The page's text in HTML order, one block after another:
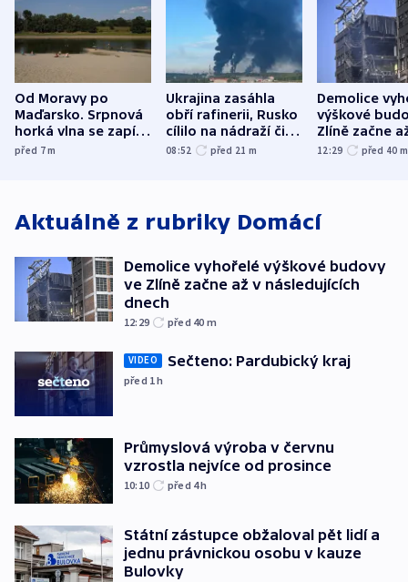
Od Moravy po
Maďarsko. Srpnová
horká vlna se zapíše
do dějin
před 7m
Ukrajina zasáhla
obří rafinerii, Rusko
cílilo na nádraží či
autobus
08:52 před 21 m
Demolice
výškové
Zlíně začne
následujících
12:29 před 40 m
Aktuálně z rubriky Domácí
Demolice vyhořelé výškové budovy
ve Zlíně začne až v následujících
dnech
12:29 před 40 m
VIDEO Sečteno: Pardubický kraj
před 1h
Průmyslová výroba v červnu
vzrostla nejvíce od prosince
10:10 před 4h
Státní zástupce obžaloval pět lidí a
jednu právnickou osobu v kauze
Bulovky